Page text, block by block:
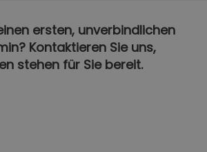
ersten, unverbindlichen
Kontaktieren Sie uns,
stehen für Sie bereit.